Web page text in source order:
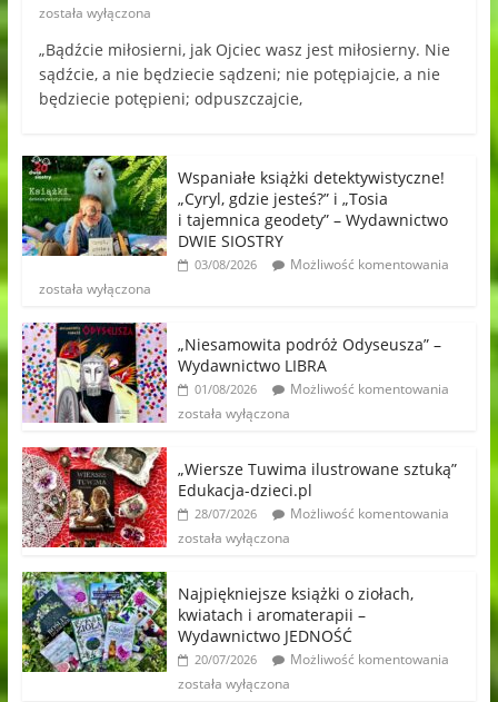
została wyłączona
„Bądźcie miłosierni, jak Ojciec wasz jest miłosierny. Nie
sądźcie, a nie będziecie sądzeni; nie potępiajcie, a nie
będziecie potępieni; odpuszczajcie,
Wspaniałe książki detektywistyczne!
„Cyryl, gdzie jesteś?” i „Tosia
i tajemnica geodety” – Wydawnictwo
DWIE SIOSTRY
03/08/2026
Możliwość komentowania
została wyłączona
„Niesamowita podróż Odyseusza” –
Wydawnictwo LIBRA
01/08/2026
Możliwość komentowania
została wyłączona
„Wiersze Tuwima ilustrowane sztuką”
Edukacja-dzieci.pl
28/07/2026
Możliwość komentowania
została wyłączona
Najpiękniejsze książki o ziołach,
kwiatach i aromaterapii –
Wydawnictwo JEDNOŚĆ
20/07/2026
Możliwość komentowania
została wyłączona